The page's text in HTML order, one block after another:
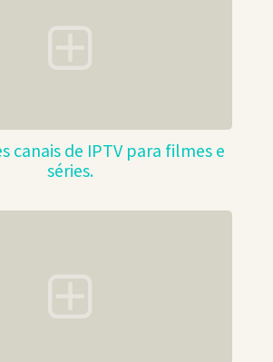
canais de IPTV para filmes e
séries.